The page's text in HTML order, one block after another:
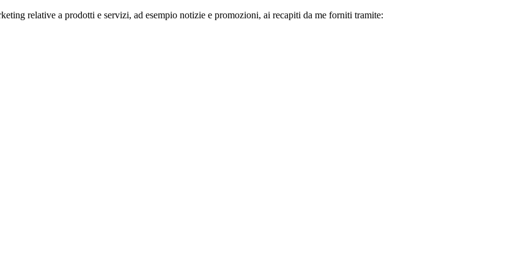
relative a prodotti e servizi, ad esempio notizie e promozioni, ai recapiti da me forniti tramite: